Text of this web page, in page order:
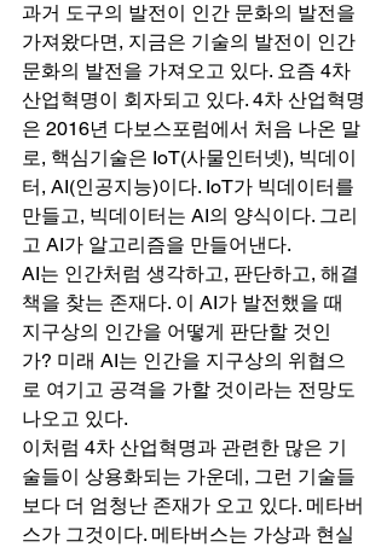
과거 도구의 발전이 인간 문화의 발전을
가져왔다면, 지금은 기술의 발전이 인간
문화의 발전을 가져오고 있다. 요즘 4차
산업혁명이 회자되고 있다. 4차 산업혁명
은 2016년 다보스포럼에서 처음 나온 말
로, 핵심기술은 IoT(사물인터넷), 빅데이
터, AI(인공지능)이다. IoT가 빅데이터를
만들고, 빅데이터는 AI의 양식이다. 그리
고 AI가 알고리즘을 만들어낸다.
AI는 인간처럼 생각하고, 판단하고, 해결
책을 찾는 존재다. 이 AI가 발전했을 때
지구상의 인간을 어떻게 판단할 것인
가? 미래 AI는 인간을 지구상의 위협으
로 여기고 공격을 가할 것이라는 전망도
나오고 있다.
이처럼 4차 산업혁명과 관련한 많은 기
술들이 상용화되는 가운데, 그런 기술들
보다 더 엄청난 존재가 오고 있다. 메타버
스가 그것이다. 메타버스는 가상과 현실